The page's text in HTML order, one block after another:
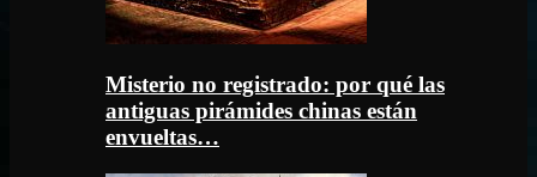
Misterio no registrado: por qué las
antiguas pirámides chinas están
envueltas…